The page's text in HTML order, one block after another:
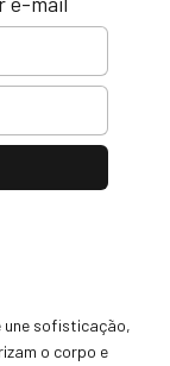
une sofisticação,
o corpo e